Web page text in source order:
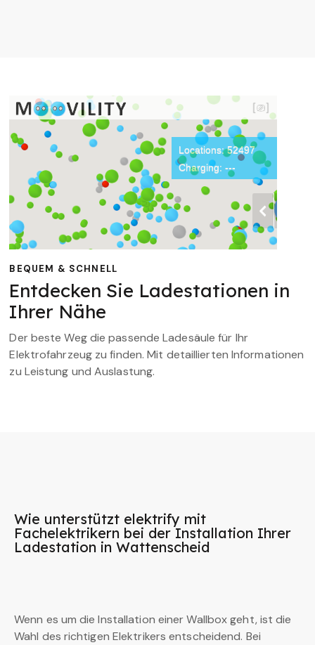
BEQUEM & SCHNELL
Entdecken Sie Ladestationen in
Ihrer Nähe
Der beste Weg die passende Ladesäule für Ihr
Elektrofahrzeug zu finden. Mit detaillierten Informationen
zu Leistung und Auslastung.
Wie unterstützt elektrify mit
Fachelektrikern bei der Installation Ihrer
Ladestation in Wattenscheid
Wenn es um die Installation einer Wallbox geht, ist die
Wahl des richtigen Elektrikers entscheidend. Bei